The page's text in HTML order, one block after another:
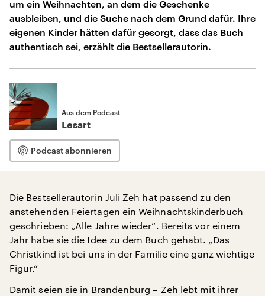
um ein Weihnachten, an dem die Geschenke
ausbleiben, und die Suche nach dem Grund dafür. Ihre
eigenen Kinder hätten dafür gesorgt, dass das Buch
authentisch sei, erzählt die Bestsellerautorin.
Aus dem Podcast
Lesart
Podcast abonnieren
Die Bestsellerautorin Juli Zeh hat passend zu den
anstehenden Feiertagen ein Weihnachtskinderbuch
geschrieben: „Alle Jahre wieder“. Bereits vor einem
Jahr habe sie die Idee zu dem Buch gehabt. „Das
Christkind ist bei uns in der Familie eine ganz wichtige
Figur.“
Damit seien sie in Brandenburg – Zeh lebt mit ihrer